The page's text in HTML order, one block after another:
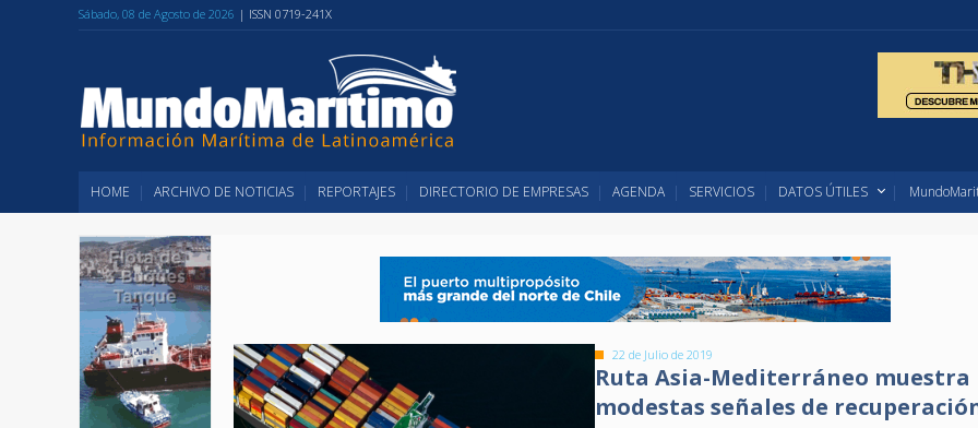
Sábado, 08 de Agosto de 2026 | ISSN 0719-241X
HOME ARCHIVO DE NOTICIAS REPORTAJES DIRECTORIO DE EMPRESAS AGENDA SERVICIOS DATOS ÚTILES
22 de Julio de 2019
Ruta Asia-Mediterráneo muestra
modestas señales de